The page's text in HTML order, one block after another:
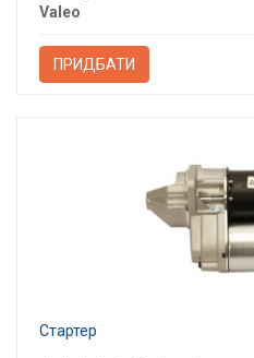
Valeo
ПРИДБАТИ
Стартер